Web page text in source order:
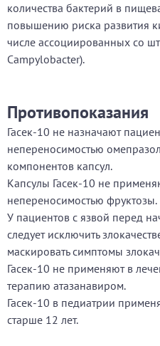
количества бактерий в
повышению риска развития
числе ассоциированных со
Campylobacter).
Противопоказания
Гасек-10 не назначают
непереносимостью
компонентов капсул.
Капсулы Гасек-10 не
непереносимостью фруктозы.
У пациентов с язвой перед
следует исключить
маскировать симптомы
Гасек-10 не применяют в
терапию атазанавиром.
Гасек-10 в педиатрии
старше 12 лет.